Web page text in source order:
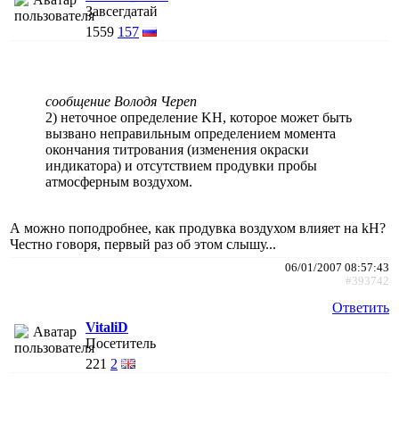
Завсегдатай
1559 157
сообщение Володя Череп
2) неточное определение KH, которое может быть
вызвано неправильным определением момента
окончания титрования (изменения окраски
индикатора) и отсутствием продувки пробы
атмосферным воздухом.
А можно поподробнее, как продувка воздухом влияет на kH?
Честно говоря, первый раз об этом слышу...
06/01/2007 08:57:43
#393742
Ответить
VitaliD
Посетитель
221 2